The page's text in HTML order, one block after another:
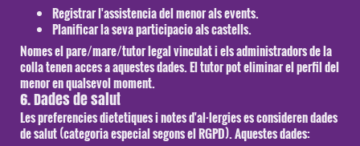
Registrar l'assistencia del menor als events.
Planificar la seva participacio als castells.
Nomes el pare/mare/tutor legal vinculat i els administradors de la
colla tenen acces a aquestes dades. El tutor pot eliminar el perfil del
menor en qualsevol moment.
6. Dades de salut
Les preferencies dietetiques i notes d'al·lergies es consideren dades
de salut (categoria especial segons el RGPD). Aquestes dades: